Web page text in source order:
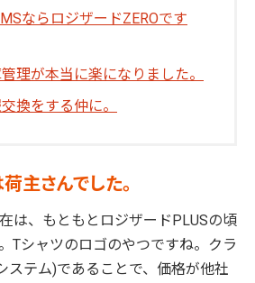
ならロジザードZEROです
理が本当に楽になりました。
換をする仲に。
主さんでした。
は、もともとロジザードPLUSの頃
Tシャツのロゴのやつですね。クラ
ステム)であることで、価格が他社